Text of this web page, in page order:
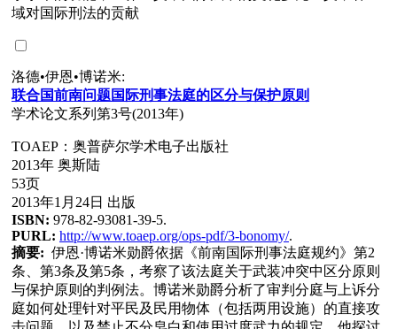
域对国际刑法的贡献
洛德•伊恩•博诺米:
联合国前南问题国 际刑事法庭的区分与保护原则
学术论文系列第3号(2013年)
TOAEP：奥普萨尔学术电子出版社
2013年 奥斯陆
53页
2013年1月24日 出版
ISBN: 978-82-93081-39-5.
PURL: http://www.toaep.org/ops-pdf/3-bonomy/.
摘要: 伊恩·博诺米勋爵依据《前南国际刑事法庭规约》第2
条、第3条及第5条，考察了该法庭关于武装冲突中区分原则
与保护原则的判例法。博诺米勋爵分析了审判分庭与上诉分
庭如何处理针对平民及民用物体（包括两用设施）的直接攻